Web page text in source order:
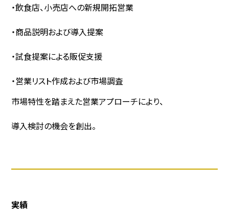
・飲食店、小売店への新規開拓営業
・商品説明および導入提案
・試食提案による販促支援
・営業リスト作成および市場調査
市場特性を踏まえた営業アプローチにより、
導入検討の機会を創出。
実績